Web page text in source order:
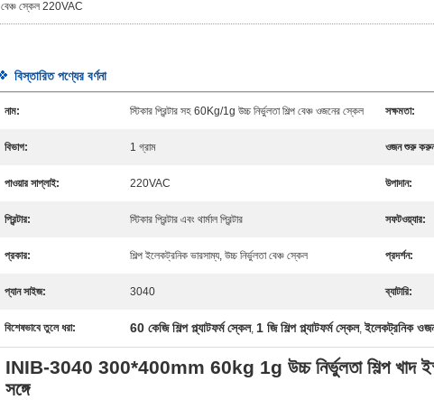
বেঞ্চ স্কেল 220VAC
বিস্তারিত পণ্যের বর্ণনা
নাম: স্টিকার প্রিন্টার সহ 60Kg/1g উচ্চ নির্ভুলতা শিল্প বেঞ্চ ওজনের স্কেল সক্ষমতা:
বিভাগ: 1 গ্রাম ওজন শুরু
পাওয়ার সাপ্লাই: 220VAC উপাদান:
প্রিন্টার: স্টিকার প্রিন্টার এবং থার্মাল প্রিন্টার সফটওয়্যার:
প্রকার: শিল্প ইলেকট্রনিক ভারসাম্য, উচ্চ নির্ভুলতা বেঞ্চ স্কেল প্রদর্শন:
প্যান সাইজ: 3040 ব্যাটারি:
বিশেষভাবে তুলে ধরা: 60 কেজি শিল্প প্ল্যাটফর্ম স্কেল, 1 জি শিল্প প্ল্যাটফর্ম স্কেল, ইলেকট্রনিক
INIB-3040 300*400mm 60kg 1g উচ্চ নির্ভুলতা শিল্প খাদ
সঙ্গে